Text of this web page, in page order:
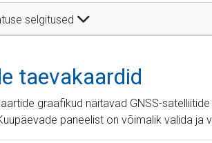
selgitused
taevakaardid
graafikud näitavad GNSS-
paneelist on võimalik valida ja